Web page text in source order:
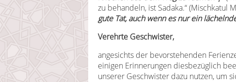
zu behandeln, ist Sadaka.“ (Mischkatul
gute Tat, auch wenn es nur ein
Verehrte Geschwister,
angesichts der bevorstehenden
einigen Erinnerungen diesbezüglich
unserer Geschwister dazu nutzen, um